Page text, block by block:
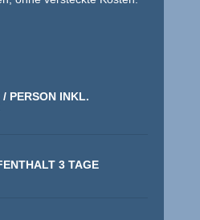
PERSON INKL.
3 TAGE